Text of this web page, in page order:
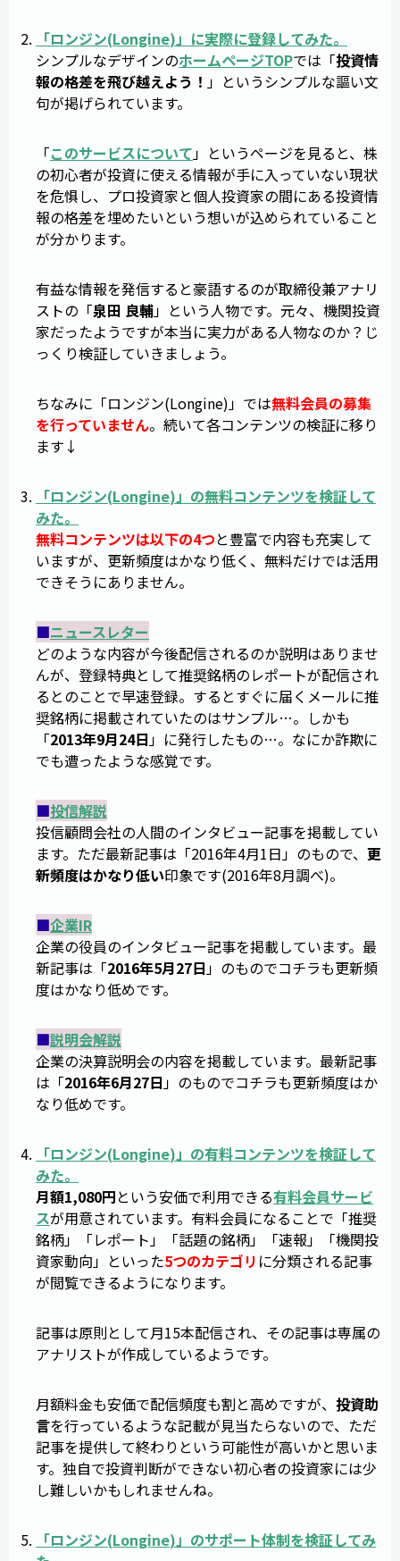
「ロンジン(Longine)」に実際に登録してみた。
シンプルなデザインのホームページTOPでは「投資情
報の格差を飛び越えよう！ 」というシンプルな謳い文
句が掲げられています。
「このサービスについて 」というページを見ると、株
の初心者が投資に使える情報が手に入っていない現状
を危惧し、プロ投資家と個人投資家の間にある投資情
報の格差を埋めたいという想いが込められていること
が分かります。
有益な情報を発信すると豪語するのが取締役兼アナリ
ストの「泉田 良輔」という人物です。元々、機関投資
家だったようですが本当に実力がある人物なのか？じ
っくり検証していきましょう。
ちなみに「ロンジン(Longine)」では無料会員の募集
を行っていません。続いて各コンテンツの検証に移り
ます↓
「ロンジン(Longine)」の無料コンテンツを検証して
みた。
無料コンテンツは以下の4つと豊富で内容も充実して
いますが、更新頻度はかなり低く、無料だけでは活用
できそうにありません。
■ニュースレター
どのような内容が今後配信されるのか説明はありませ
んが、登録特典として推奨銘柄のレポートが配信され
るとのことで早速登録。するとすぐに届くメールに推
奨銘柄に掲載されていたのはサンプル…。しかも
「2013年9月24日 」に発行したもの…。なにか詐欺に
でも遭ったような感覚です。
■投信解説
投信顧問会社の人間のインタビュー記事を掲載してい
ます。ただ最新記事は「2016年4月1日」のもので、 更
新頻度はかなり低い印象です(2016年8月調べ)。
■企業IR
企業の役員のインタビュー記事を掲載しています。最
新記事は「2016年5月27日 」のものでコチラも更新頻
度はかなり低めです。
■説明会解説
企業の決算説明会の内容を掲載しています。最新記事
は「2016年6月27日 」のものでコチラも更新頻度はか
なり低めです。
「ロンジン(Longine)」の有料コンテンツを検証して
みた。
月額1,080円という安価で利用できる有料会員サービ
スが用意されています。有料会員になることで「推奨
銘柄」「レポート」「話題の銘柄」「速報」「機関投
資家動向」といった5つのカテゴリ に分類される記事
が閲覧できるようになります。
記事は原則として月15本配信され、その記事は専属の
アナリストが作成しているようです。
月額料金も安価で配信頻度も割と高めですが、 投資助
言を行っているような記載が見当たらないので、ただ
記事を提供して終わりという可能性が高いかと思いま
す。独自で投資判断ができない初心者の投資家には少
し難しいかもしれませんね。
「ロンジン(Longine)」のサポート体制を検証してみ